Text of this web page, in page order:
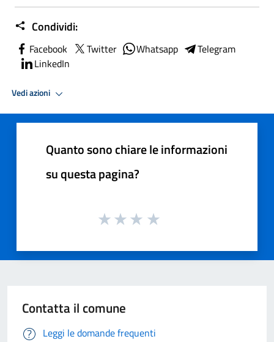
Condividi:
Facebook Twitter Whatsapp
Telegram
LinkedIn
Vedi azioni
Quanto sono chiare le informazioni
su questa pagina?
Contatta il comune
Leggi le domande frequenti